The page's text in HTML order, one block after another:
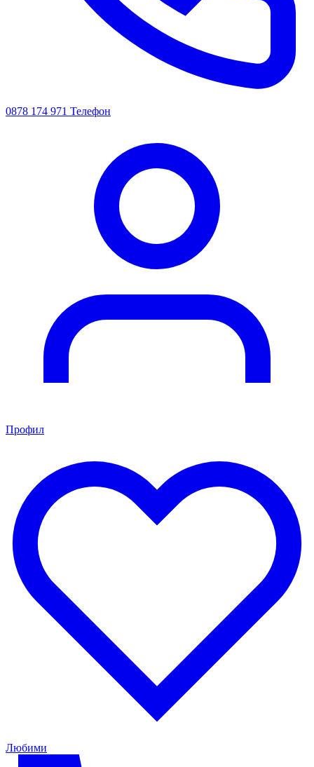
0878 174 971 Телефон
Профил
Любими